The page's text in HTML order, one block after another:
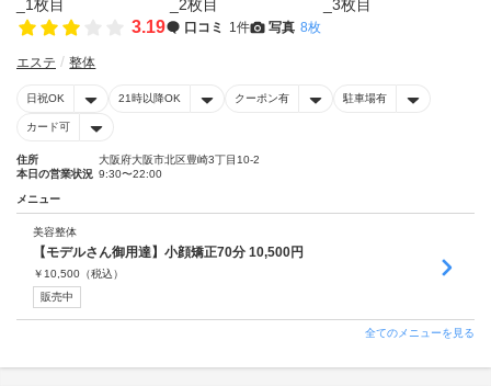
3.19 口コミ 1件 写真 8枚
エステ 整体
日祝OK 21時以降OK クーポン有 駐車場有
カード可
住所
大阪府大阪市北区豊崎3丁目10-2
本日の営業状況 9:30〜22:00
メニュー
美容整体
【モデルさん御用達】小顔矯正70分 10,500円
￥ 10,500 （税込）
販売中
全てのメニューを見る